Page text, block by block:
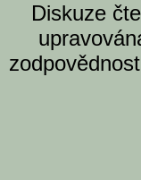
Diskuze